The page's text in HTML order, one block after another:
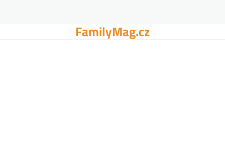
FamilyMag.cz